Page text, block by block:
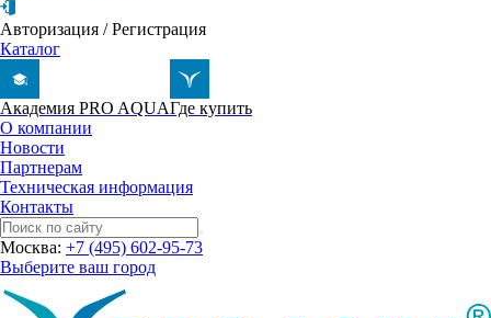
Авторизация /Регистрация
Каталог
Академия PRO AQUAГде купить
О компании
Новости
Партнерам
Техническая информация
Контакты
Москва: +7 (495) 602-95-73
Выберите ваш город